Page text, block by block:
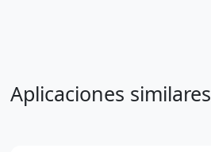
Aplicaciones similares